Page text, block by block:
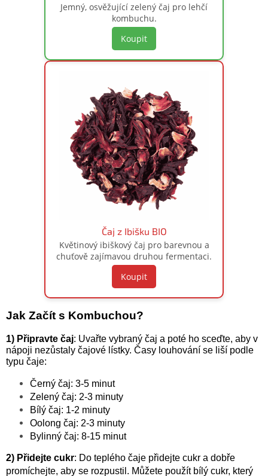
Jemný, osvěžující zelený čaj pro lehčí
kombuchu.
Koupit
Čaj z Ibišku BIO
Květinový ibiškový čaj pro barevnou a
chuťově zajímavou druhou fermentaci.
Koupit
Jak Začít s Kombuchou?
1) Připravte čaj: Uvařte vybraný čaj a poté ho sceďte, aby v
nápoji nezůstaly čajové lístky. Časy louhování se liší podle
typu čaje:
Černý čaj: 3-5 minut
Zelený čaj: 2-3 minuty
Bílý čaj: 1-2 minuty
Oolong čaj: 2-3 minuty
Bylinný čaj: 8-15 minut
2) Přidejte cukr: Do teplého čaje přidejte cukr a dobře
promíchejte, aby se rozpustil. Můžete použít bílý cukr, který